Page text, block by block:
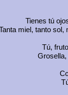
Tienes tú
miel, tanto sol,
Tú,